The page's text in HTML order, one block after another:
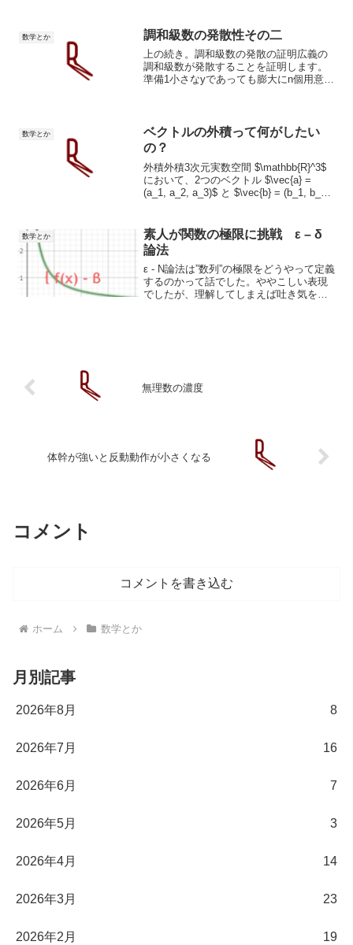
想へ行き着きました。となると「存在」
って、つまり概念を創るっ...
数学とか 調和級数の発散性その二
上の続き。調和級数の発散の証明広義の
調和級数が発散することを証明します。
準備1小さなyであっても膨大にn個用意す
$a_n=\...
数学とか
ベクトルの外積って何がしたい
の？
外積外積3次元実数空間 $\mathbb{R}^3$
において、2つのベクトル $\vec{a} =
(a_1, a_2, a_3)$ と $\vec{b} = (b_1, b_2,
数学とか
素人が関数の極限に挑戦 ε – δ
論法
ε - N論法は”数列”の極限をどうやって定義
するのかって話でした。ややこしい表現
でしたが、理解してしまえば吐き気をも
無理数の濃度
体幹が強いと反動動作が小さくなる
コメント
コメントを書き込む
ホーム 数学とか
月別記事
2026年8月 8
2026年7月 16
2026年6月 7
2026年5月 3
2026年4月 14
2026年3月 23
2026年2月 19